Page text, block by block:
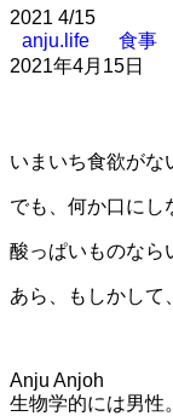
2021 4/15
anju.life
食事
2021年4月15日
いまいち食欲がな
でも、何か口にし
酸っぱいものなら
あら、もしかして
Anju Anjoh
生物学的には男性